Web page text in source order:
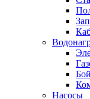
Насосы